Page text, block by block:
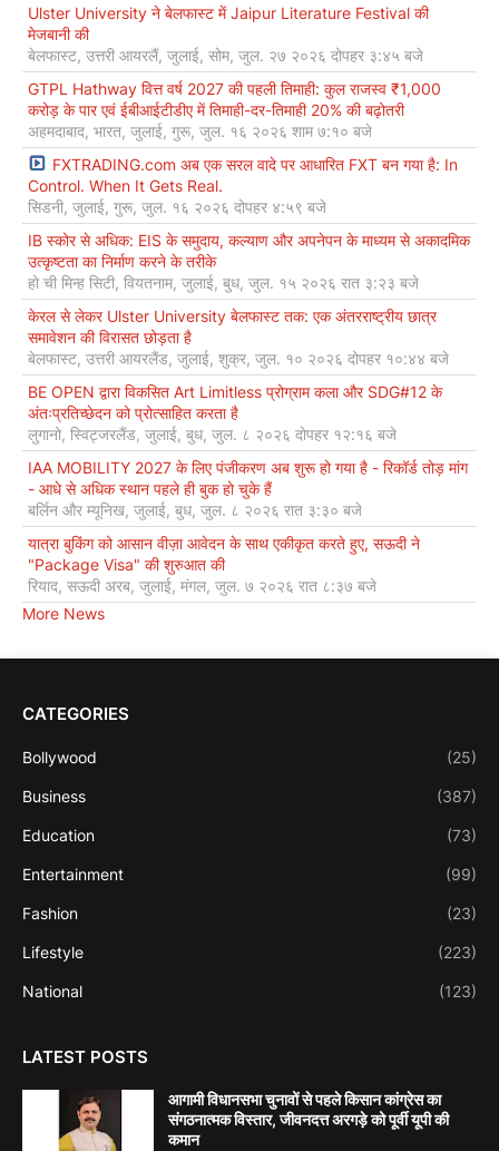
Ulster University ने बेलफास्ट में Jaipur Literature Festival की
मेजबानी की
बेलफास्ट, उत्तरी आयरलैं, जुलाई, सोम, जुल. २७ २०२६ दोपहर ३:४५ बजे
GTPL Hathway वित्त वर्ष 2027 की पहली तिमाही: कुल राजस्व ₹1,000
करोड़ के पार एवं ईबीआईटीडीए में तिमाही-दर-तिमाही 20% की बढ़ोतरी
अहमदाबाद, भारत, जुलाई, गुरू, जुल. १६ २०२६ शाम ७:१० बजे
FXTRADING.com अब एक सरल वादे पर आधारित FXT बन गया है: In
Control. When It Gets Real.
सिडनी, जुलाई, गुरू, जुल. १६ २०२६ दोपहर ४:५९ बजे
IB स्कोर से अधिक: EIS के समुदाय, कल्याण और अपनेपन के माध्यम से अकादमिक
उत्कृष्टता का निर्माण करने के तरीके
हो ची मिन्ह सिटी, वियतनाम, जुलाई, बुध, जुल. १५ २०२६ रात ३:२३ बजे
केरल से लेकर Ulster University बेलफास्ट तक: एक अंतरराष्ट्रीय छात्र
समावेशन की विरासत छोड़ता है
बेलफास्ट, उत्तरी आयरलैंड, जुलाई, शुक्र, जुल. १० २०२६ दोपहर १०:४४ बजे
BE OPEN द्वारा विकसित Art Limitless प्रोग्राम कला और SDG#12 के
अंतःप्रतिच्छेदन को प्रोत्साहित करता है
लुगानो, स्विट्जरलैंड, जुलाई, बुध, जुल. ८ २०२६ दोपहर १२:१६ बजे
IAA MOBILITY 2027 के लिए पंजीकरण अब शुरू हो गया है - रिकॉर्ड तोड़ मांग
- आधे से अधिक स्थान पहले ही बुक हो चुके हैं
बर्लिन और म्यूनिख, जुलाई, बुध, जुल. ८ २०२६ रात ३:३० बजे
यात्रा बुकिंग को आसान वीज़ा आवेदन के साथ एकीकृत करते हुए, सऊदी ने
"Package Visa" की शुरुआत की
रियाद, सऊदी अरब, जुलाई, मंगल, जुल. ७ २०२६ रात ८:३७ बजे
More News
CATEGORIES
Bollywood (25)
Business (387)
Education (73)
Entertainment (99)
Fashion (23)
Lifestyle (223)
National (123)
LATEST POSTS
आगामी विधानसभा चुनावों से पहले किसान कांग्रेस का
संगठनात्मक विस्तार, जीवनदत्त अरगड़े को पूर्वी यूपी की
कमान